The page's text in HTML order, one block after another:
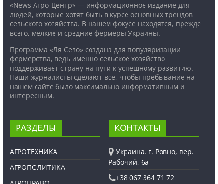
«News Агро-Центр» — информационное издание для
людей, которые хотят быть в курсе основных трендов
сельского хозяйства. В нашем фокусе находятся, прежде
всего, мелкие и средние фермеры Украины.
Программа «Ля Село» создана для популяризации
фермерства, ведь именно сельское хозяйство
поддерживает страну на пути к успешному развитию.
Наши журналисты сделают все, чтобы пребывание на
нашем сайте было максимально информативным и
интересным.
РАЗДЕЛЫ
АГРОТЕХНИКА
АГРОПОЛИТИКА
КОНТАКТЫ
Украина, г. Ровно, пер.
Рабочий, 6а
+38 067 364 71 72